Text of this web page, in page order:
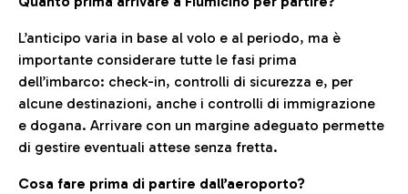
L’anticipo varia in base al volo e al periodo, ma è
importante considerare tutte le fasi prima
dell’imbarco: check-in, controlli di sicurezza e, per
alcune destinazioni, anche i controlli di immigrazione
e dogana. Arrivare con un margine adeguato permette
di gestire eventuali attese senza fretta.
Cosa fare prima di partire dall’aeroporto?